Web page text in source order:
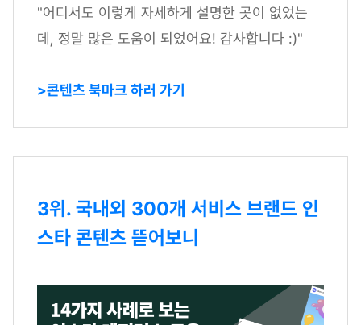
"어디서도 이렇게 자세하게 설명한 곳이 없었는
데, 정말 많은 도움이 되었어요! 감사합니다 :)"
>콘텐츠 북마크 하러 가기
3위. 국내외 300개 서비스 브랜드 인
스타 콘텐츠 뜯어보니